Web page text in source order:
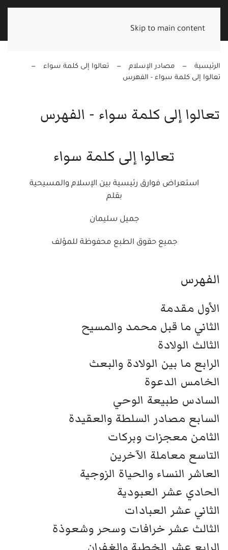
Skip to main content
الرئيسية مصادر الإسلام
تعالوا إلى كلمة سواء
تعالوا إلى كلمة سواء - الفهرس
تعالوا إلى كلمة سواء - الفهرس
تعالوا إلى كلمة سواء
استعراض فوارق رئيسية بين الإسلام والمسيحية
بقلم
جميل سليمان
جميع حقوق الطبع محفوظة للمؤلف
الفهرس
الأول مقدمة
الثاني ما قبل محمد والمسيح
الثالث الولادة
الرابع ما بين الولادة والبعث
الخامس الدعوة
السادس طبيعة الوحي
السابع مصادر السلطة والعقيدة
الثامن معجزات وبركات
التاسع معاملة الآخرين
العاشر النساء والحياة الزوجية
الحادي عشر العبودية
الثاني عشر العبادات
الثالث عشر خرافات وسحر وشعوذة